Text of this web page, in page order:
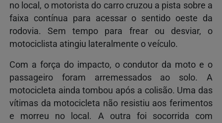
no local, o motorista do carro cruzou a pista sobre a
faixa contínua para acessar o sentido oeste da
rodovia. Sem tempo para frear ou desviar, o
motociclista atingiu lateralmente o veículo.
Com a força do impacto, o condutor da moto e o
passageiro foram arremessados ao solo. A
motocicleta ainda tombou após a colisão. Uma das
vítimas da motocicleta não resistiu aos ferimentos
e morreu no local. A outra foi socorrida com